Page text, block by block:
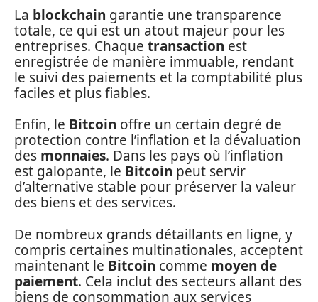
La blockchain garantie une transparence
totale, ce qui est un atout majeur pour les
entreprises. Chaque transaction est
enregistrée de manière immuable, rendant
le suivi des paiements et la comptabilité plus
faciles et plus fiables.
Enfin, le Bitcoin offre un certain degré de
protection contre l’inflation et la dévaluation
des monnaies. Dans les pays où l’inflation
est galopante, le Bitcoin peut servir
d’alternative stable pour préserver la valeur
des biens et des services.
De nombreux grands détaillants en ligne, y
compris certaines multinationales, acceptent
maintenant le Bitcoin comme moyen de
paiement. Cela inclut des secteurs allant des
biens de consommation aux services